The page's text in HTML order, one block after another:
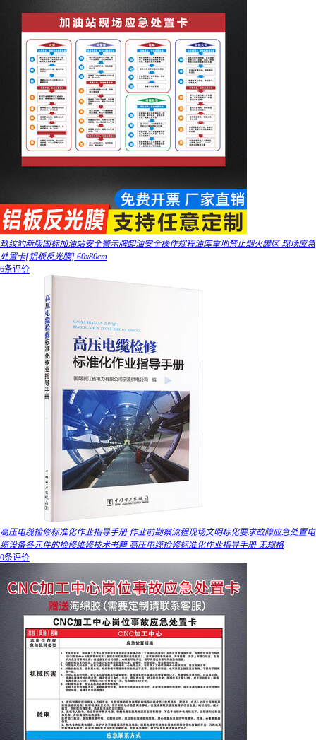
玖纹豹新版国标加油站安全警示牌卸油安全操作规程油库重地禁止烟火罐区 现场应急
处置卡[铝板反光膜] 60x80cm
6条评价
高压电缆检修标准化作业指导手册 作业前勘察流程现场文明标化要求故障应急处置电
缆设备各元件的检修维修技术书籍 高压电缆检修标准化作业指导手册 无规格
0条评价